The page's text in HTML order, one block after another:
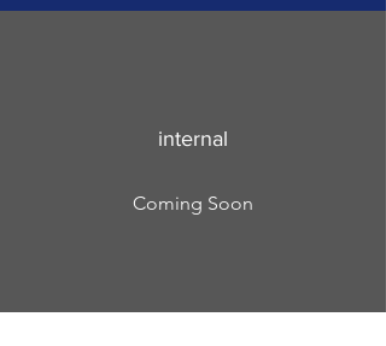
internal
Coming Soon